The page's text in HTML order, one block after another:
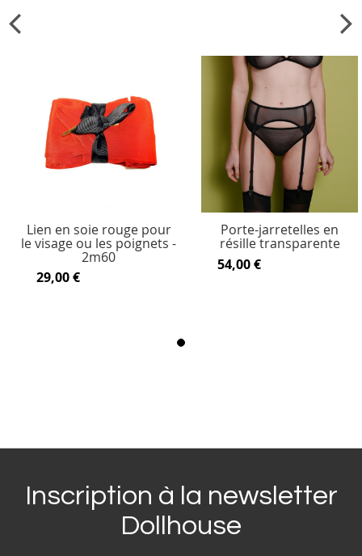
Lien en soie rouge pour
le visage ou les poignets -
2m60
29,00 €
Porte-jarretelles en
résille transparente
54,00 €
Inscription à la newsletter
Dollhouse